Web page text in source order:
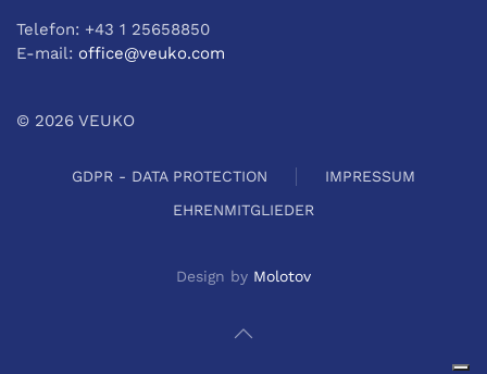
Telefon: +43 1 25658850
E-mail: office@veuko.com
© 2026 VEUKO
GDPR - DATA PROTECTION
IMPRESSUM
EHRENMITGLIEDER
Design by Molotov